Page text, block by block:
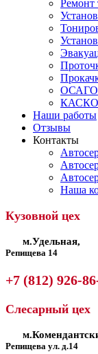
Ремонт
ОСАГО
КАСКО
Наши работы
Отзывы
Контакты
Наша
Кузовной цех
м.Удельная,
Репищева 14
+7 (812) 926-
Слесарный цех
Репищева ул. д.14